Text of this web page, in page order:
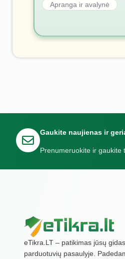
Apranga ir avalynė
Gaukite naujienas ir
Prenumeruokite ir gaukite
eTikra.LT – patikimas jūsų
parduotuvių pasaulyje.